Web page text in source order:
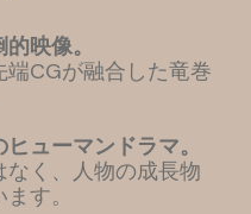
映像。
CGが融合した竜巻
ューマンドラマ。
く、人物の成長物
す。